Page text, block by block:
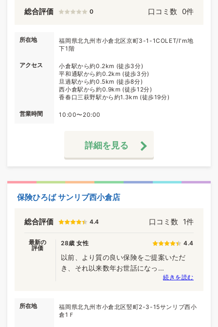
総合評価 0 口コミ数 0件
所在地
福岡県北九州市小倉北区京町3-1-1COLET/I'm地
下1階
アクセス
小倉駅から約0.2km (徒歩3分)
平和通駅から約0.2km (徒歩3分)
旦過駅から約0.5km (徒歩8分)
西小倉駅から約0.9km (徒歩12分)
香春口三萩野駅から約1.3km (徒歩19分)
営業時間 10:00〜20:00
詳細を見る
保険ひろば サンリブ西小倉店
総合評価 4.4 口コミ数 1件
最新の
評価
28歳 女性 4.4
以前、より質の良い保険をご提案いただ
き、それ以来数年お世話になっ...
続きを読む
所在地
福岡県北九州市小倉北区竪町2-3-15サンリブ西小
倉1Ｆ